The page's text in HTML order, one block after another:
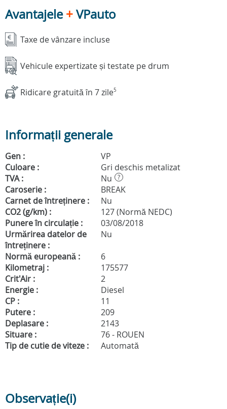
Avantajele+VPauto
Taxe de vânzare incluse
Vehicule expertizate și testate pe drum
Ridicare gratuită în 7 zile5
Informații generale
Gen :
VP
Culoare :
Gri deschis metalizat
TVA :
Nu ?
Caroserie :
BREAK
Carnet de întreținere :
Nu
CO2 (g/km) :
127 (Normă NEDC)
Punere în circulație :
03/08/2018
Urmărirea datelor de
întreținere :
Nu
Normă europeană :
6
Kilometraj :
175577
Crit'Air :
2
Energie :
Diesel
CP :
11
Putere :
209
Deplasare :
2143
Situare :
76 - ROUEN
Tip de cutie de viteze :
Automată
Observație(i)